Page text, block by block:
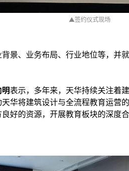
▲签约仪式现场
景、业务布局、行业地位等，并
表示，多年来，天华持续关注着
华将建筑设计与全流程教育运营
好的资源，开展教育板块的深度